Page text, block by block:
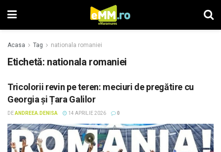
Acasa Tag nationala romaniei
Etichetă: nationala romaniei
Tricolorii revin pe teren: meciuri de pregătire cu
Georgia și Țara Galilor
DEANDREEA.DENISA 14 APRILIE 2026 0